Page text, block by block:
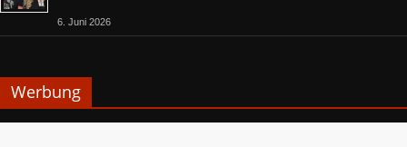
6. Juni 2026
Werbung